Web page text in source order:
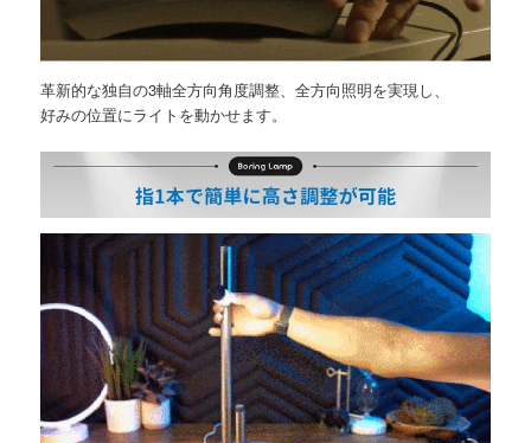
革新的な独自の3軸全方向角度調整、全方向照明を実現し、
好みの位置にライトを動かせます。